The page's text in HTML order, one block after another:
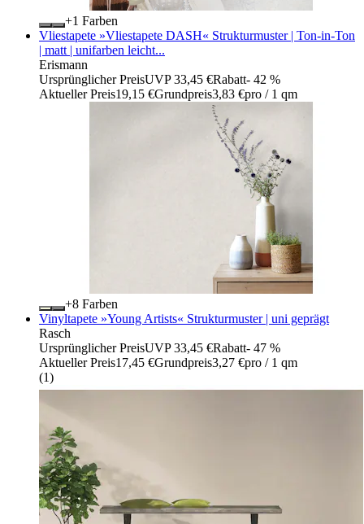
+
Farben
Vliestapete »Vliestapete DASH« Strukturmuster | Ton-in-Ton
| matt | unifarben leicht...
Erismann
Ursprünglicher PreisUVP 33,45 €Rabatt- 42 %
Aktueller Preis19,15 €Grundpreis3,83 €pro / 1 qm
+
Farben
Vinyltapete »Young Artists« Strukturmuster | uni geprägt
Rasch
Ursprünglicher PreisUVP 33,45 €Rabatt- 47 %
Aktueller Preis17,45 €Grundpreis3,27 €pro / 1 qm
(1)